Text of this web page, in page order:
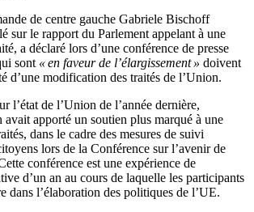
de centre gauche Gabriele Bischoff
sur le rapport du Parlement appelant à une
a déclaré lors d’une conférence de presse
sont « en faveur de l’élargissement » doivent
d’une modification des traités de l’Union.
l’état de l’Union de l’année dernière,
apporté un soutien plus marqué à une
dans le cadre des mesures de suivi
lors de la Conférence sur l’avenir de
conférence est une expérience de
d’un an au cours de laquelle les participants
dans l’élaboration des politiques de l’UE.